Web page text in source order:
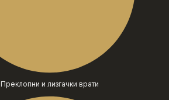
Преклопни и лизгачки врати